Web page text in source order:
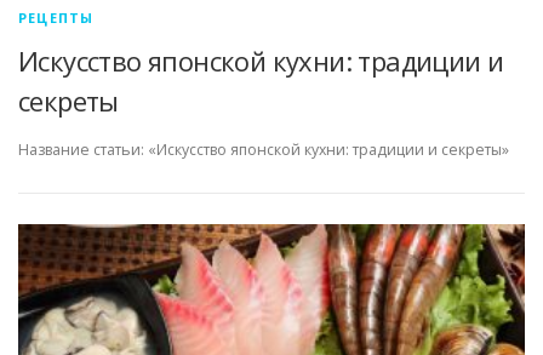
РЕЦЕПТЫ
Искусство японской кухни: традиции и
секреты
Название статьи: «Искусство японской кухни: традиции и секреты»